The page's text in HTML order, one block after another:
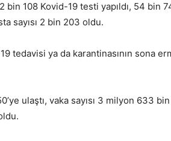
bin 108 Kovid-19 testi yapıldı, 54 bin
sayısı 2 bin 203 oldu.
tedavisi ya da karantinasının sona
ulaştı, vaka sayısı 3 milyon 633 bin